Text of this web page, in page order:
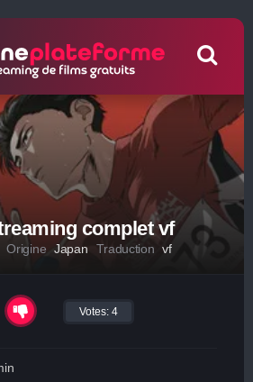
complet vf
Origine Japan Traduction vf
Votes: 4